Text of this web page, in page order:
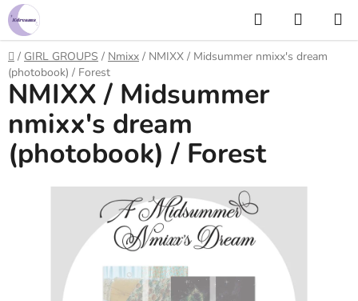
Prejsť
na
obsah
Hľadať
KOŠÍK
Domov
/ GIRL GROUPS / Nmixx / NMIXX / Midsummer nmixx's dream
(photobook) / Forest
NMIXX / Midsummer
nmixx's dream
(photobook) / Forest